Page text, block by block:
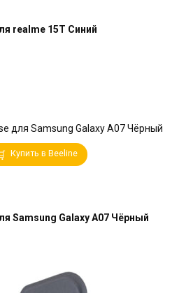
realme 15T Синий
Купить в Beeline
Samsung Galaxy A07 Чёрный